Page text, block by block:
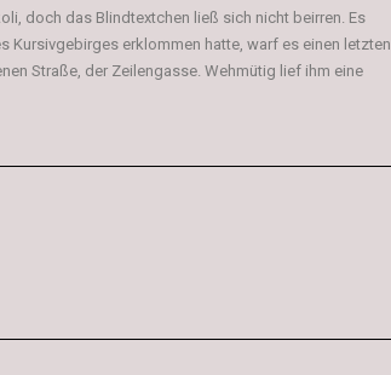
doch das Blindtextchen ließ sich nicht beirren. Es
Kursivgebirges erklommen hatte, warf es einen letzten
Straße, der Zeilengasse. Wehmütig lief ihm eine